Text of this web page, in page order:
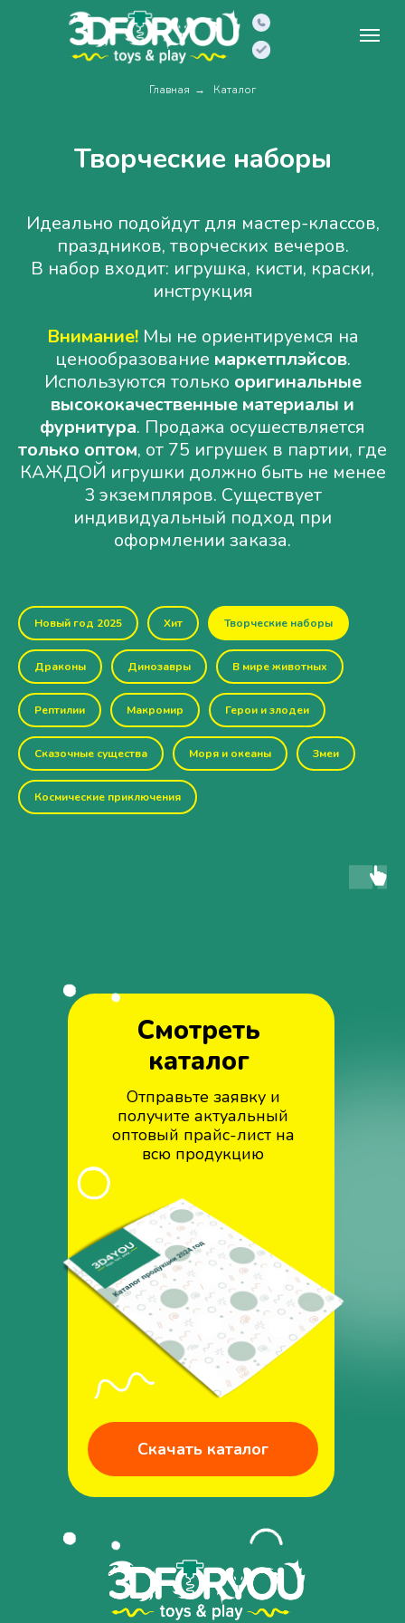
Главная → Каталог
Творческие наборы
Идеально подойдут для мастер-классов,
праздников, творческих вечеров.
В набор входит: игрушка, кисти, краски,
инструкция
Внимание!Мы не ориентируемся на
ценообразование маркетплэйсов.
Используются только оригинальные
высококачественные материалы и
фурнитура. Продажа осушествляется
только оптом, от 75 игрушек в партии, где
КАЖДОЙ игрушки должно быть не менее
3 экземпляров. Существует
индивидуальный подход при
оформлении заказа.
Новый год 2025 Хит Творческие наборы
Драконы Динозавры В мире животных
Рептилии Макромир Герои и злодеи
Сказочные существа Моря и океаны Змеи
Космические приключения
Смотреть
каталог
Отправьте заявку и
получите актуальный
оптовый прайс-лист на
всю продукцию
Скачать каталог